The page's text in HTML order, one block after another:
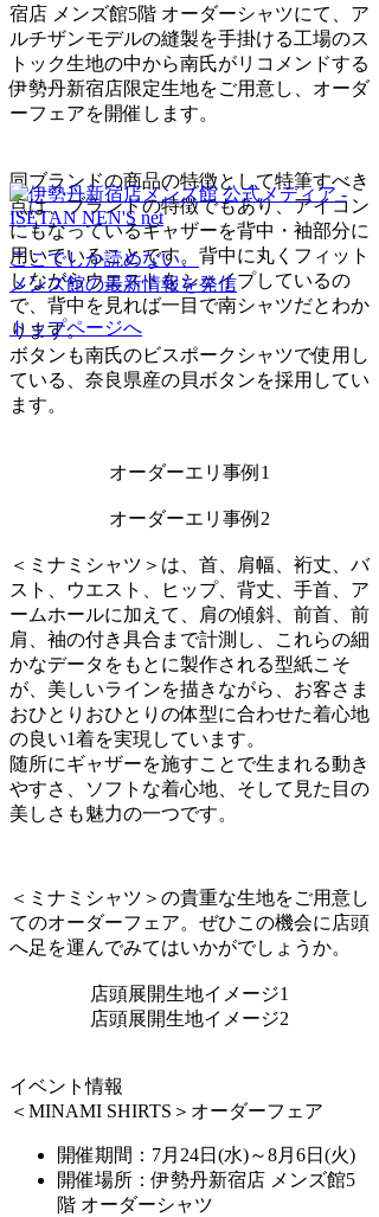
宿店 メンズ館5階 オーダーシャツにて、ア
ルチザンモデルの縫製を手掛ける工場のス
トック生地の中から南氏がリコメンドする
伊勢丹新宿店限定生地をご用意し、オーダ
ーフェアを開催します。
同ブランドの商品の特徴として特筆すべき
点は、ブランドの特徴でもあり、アイコン
にもなっているギャザーを背中・袖部分に
用いていることです。背中に丸くフィット
しながらウエストをシェイプしているの
で、背中を見れば一目で南シャツだとわか
ります。
ボタンも南氏のビスポークシャツで使用し
ている、奈良県産の貝ボタンを採用してい
ます。
オーダーエリ事例1
オーダーエリ事例2
＜ミナミシャツ＞は、首、肩幅、裄丈、バ
スト、ウエスト、ヒップ、背丈、手首、ア
ームホールに加えて、肩の傾斜、前首、前
肩、袖の付き具合まで計測し、これらの細
かなデータをもとに製作される型紙こそ
が、美しいラインを描きながら、お客さま
おひとりおひとりの体型に合わせた着心地
の良い1着を実現しています。
随所にギャザーを施すことで生まれる動き
やすさ、ソフトな着心地、そして見た目の
美しさも魅力の一つです。
＜ミナミシャツ＞の貴重な生地をご用意し
てのオーダーフェア。ぜひこの機会に店頭
へ足を運んでみてはいかがでしょうか。
店頭展開生地イメージ1
店頭展開生地イメージ2
イベント情報
＜MINAMI SHIRTS＞オーダーフェア
開催期間：7月24日(水)～8月6日(火)
開催場所：伊勢丹新宿店 メンズ館5
階 オーダーシャツ
ここでしか読めない、
メンズ館の最新情報を発信
トップページへ